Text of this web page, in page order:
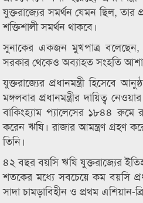
যুক্তরাজ্যের সমর্থন যেমন ছিল, তার
শক্তিশালী সমর্থন থাকবে।
সুনাকের একজন মুখপাত্র বলেছেন,
সরকার থেকেও অব্যাহত সংহতি
যুক্তরাজ্যের প্রধানমন্ত্রী হিসেবে
মঙ্গলবার প্রধানমন্ত্রীর দায়িত্ব
বাকিংহ্যাম প্যালেসের ১৮৪৪ রুমে
করেন ঋষি। রাজার আমন্ত্রণ গ্রহণ করে
তিনি।
৪২ বছর বয়সি ঋষি যুক্তরাজ্যের
শতকের মধ্যে সবচেয়ে কম বয়সি
সাদা চামড়াবিহীন ও প্রথম এশিয়ান-